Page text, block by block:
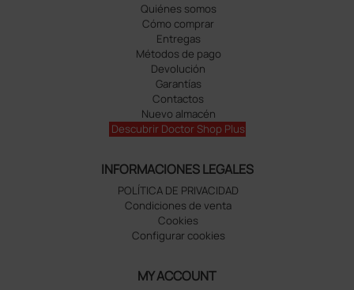
Quiénes somos
Cómo comprar
Entregas
Métodos de pago
Devolución
Garantías
Contactos
Nuevo almacén
Descubrir Doctor Shop Plus
INFORMACIONES LEGALES
POLÍTICA DE PRIVACIDAD
Condiciones de venta
Cookies
Configurar cookies
MY ACCOUNT